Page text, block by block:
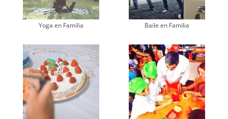
Yoga en Familia Baile en Familia